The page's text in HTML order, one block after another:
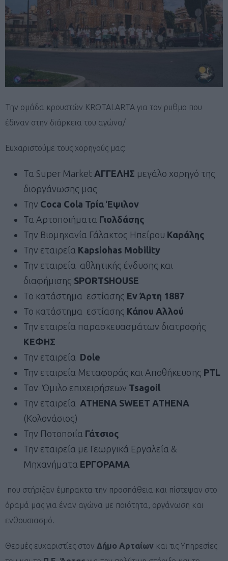
Την ομάδα κρουστών KROTALARTA για τον ρυθμο που
έδιναν στην διάρκεια του αγώνα/
Ευχαριστούμε τους χορηγούς μας:
Τα Super Market ΑΓΓΕΛΗΣ μεγάλο χορηγό της
διοργάνωσης μας
Την Coca Cola Τρία Έψιλον
Τα Αρτοποιήματα Γιολδάσης
Την Βιομηχανία Γάλακτος Ηπείρου Καράλης
Την εταιρεία Kapsiohas Mobility
Την εταιρεία αθλητικής ένδυσης και
διαφήμισης SPORTSHOUSE
Το κατάστημα εστίασης Εν Άρτη 1887
Το κατάστημα εστίασης Κάπου Αλλού
Την εταιρεία παρασκευασμάτων διατροφής
ΚΕΦΗΣ
Την εταιρεία Dole
Την εταιρεία Μεταφοράς και Αποθήκευσης PTL
Τον Όμιλο επιχειρήσεων Tsagoil
Την εταιρεία ATHENA SWEET ATHENA
(Κολονάσιος)
Την Ποτοποιία Γάτσιος
Την εταιρεία με Γεωργικά Εργαλεία &
Μηχανήματα ΕΡΓΟΡΑΜΑ
που στήριξαν έμπρακτα την προσπάθεια και πίστεψαν στο
όραμά μας για έναν αγώνα με ποιότητα, οργάνωση και
ενθουσιασμό.
Θερμές ευχαριστίες στον Δήμο Αρταίων και τις Υπηρεσίες